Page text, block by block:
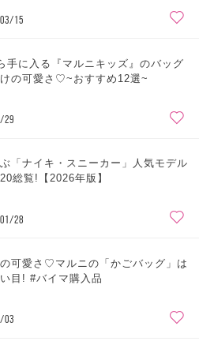
15
手に入る『マルニキッズ』のバッグ
の可愛さ♡~おすすめ12選~
29
「ナイキ・スニーカー」人気モデル
総覧!【2026年版】
28
可愛さ♡マルニの「かごバッグ」は
目! #バイマ購入品
03